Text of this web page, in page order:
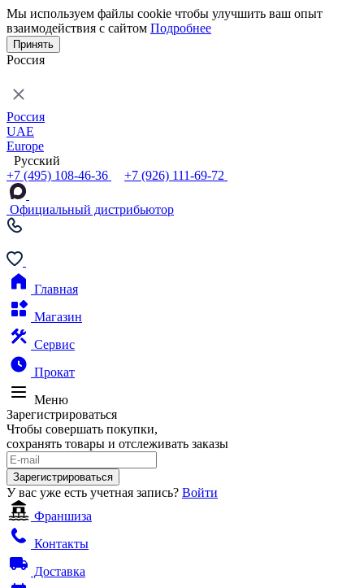
Мы используем файлы cookie чтобы улучшить ваш опыт
взаимодействия с сайтом Подробнее
Принять
Россия
Россия
UAE
Europe
Русский
+7 (495) 108-46-36
+7 (926) 111-69-72
Официальный дистрибьютор
Главная
Магазин
Сервис
Прокат
Меню
Зарегистрироваться
Чтобы совершать покупки,
сохранять товары и отслеживать заказы
Зарегистрироваться
У вас уже есть учетная запись? Войти
Франшиза
Контакты
Доставка